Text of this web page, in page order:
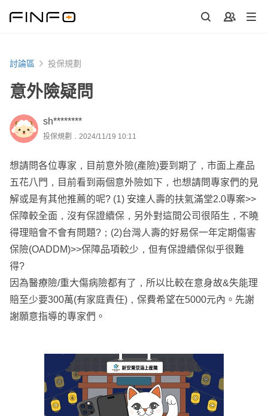
討論區 投保規劃
意外險疑問
sh********
投保規劃．2024/11/19 10:11
想請問各位專家，目前意外險(產險)要到期了，市面上產品
五花八門，目前看到兩個意外險如下，也想請問專家們的見
解或是有其他推薦的呢? (1) 安達人壽的扶氣滿堂2.0專案>>
保障較全面，沒有保證續保，另外對這間公司很陌生，不曉
得理賠會不會有問題?；(2)台灣人壽的好易保一年定期傷害
保險(OADDM)>>保障品項較少，但有保證續保似乎很難
得?
因為醫療險/重大傷病險都有了，所以比較在意身故&失能理
賠至少要300萬(有家庭責任)，保費希望在5000元內。先謝
謝願意指導的專家們。